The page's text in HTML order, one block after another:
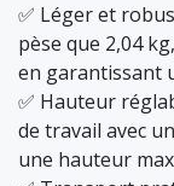
✅ Léger et
pèse que 2,04
en garantissant
✅ Hauteur
de travail avec
une hauteur